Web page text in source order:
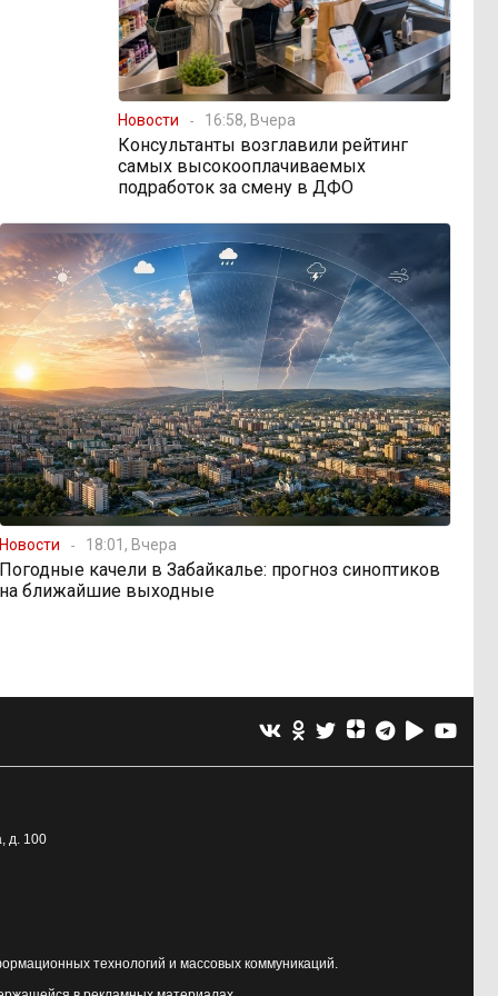
Новости 16:58, Вчера
Консультанты возглавили рейтинг
самых высокооплачиваемых
подработок за смену в ДФО
Новости 18:01, Вчера
Погодные качели в Забайкалье: прогноз синоптиков
на ближайшие выходные
д. 100
технологий и массовых коммуникаций.